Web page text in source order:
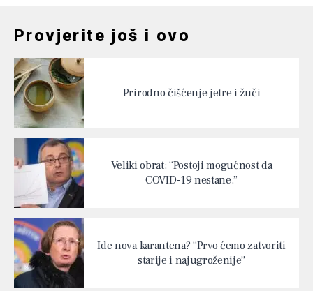
Provjerite još i ovo
Prirodno čišćenje jetre i žuči
Veliki obrat: “Postoji mogućnost da
COVID-19 nestane.”
Ide nova karantena? “Prvo ćemo zatvoriti
starije i najugroženije”